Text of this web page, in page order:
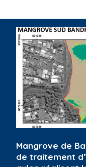
Mangrove de
de traitement